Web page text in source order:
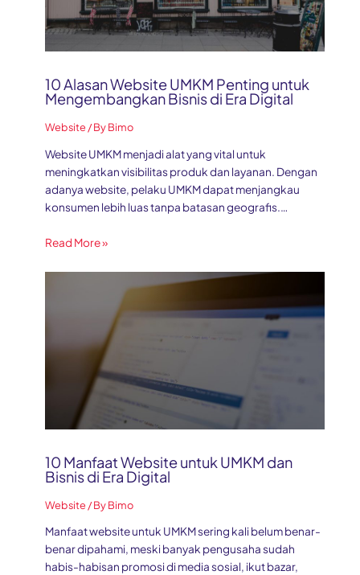
10 Alasan Website UMKM Penting untuk
Mengembangkan Bisnis di Era Digital
Website/ ByBimo
Website UMKM menjadi alat yang vital untuk
meningkatkan visibilitas produk dan layanan. Dengan
adanya website, pelaku UMKM dapat menjangkau
konsumen lebih luas tanpa batasan geografis.…
Read More »
10 Manfaat Website untuk UMKM dan
Bisnis di Era Digital
Website/ ByBimo
Manfaat website untuk UMKM sering kali belum benar-
benar dipahami, meski banyak pengusaha sudah
habis-habisan promosi di media sosial, ikut bazar,